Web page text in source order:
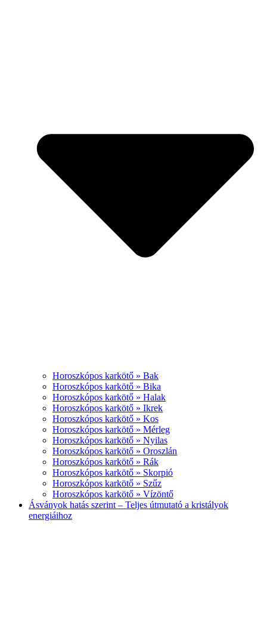
Horoszkópos karkötő » Bak
Horoszkópos karkötő » Bika
Horoszkópos karkötő » Halak
Horoszkópos karkötő » Ikrek
Horoszkópos karkötő » Kos
Horoszkópos karkötő » Mérleg
Horoszkópos karkötő » Nyilas
Horoszkópos karkötő » Oroszlán
Horoszkópos karkötő » Rák
Horoszkópos karkötő » Skorpió
Horoszkópos karkötő » Szűz
Horoszkópos karkötő » Vízöntő
Ásványok hatás szerint – Teljes útmutató a kristályok
energiáihoz